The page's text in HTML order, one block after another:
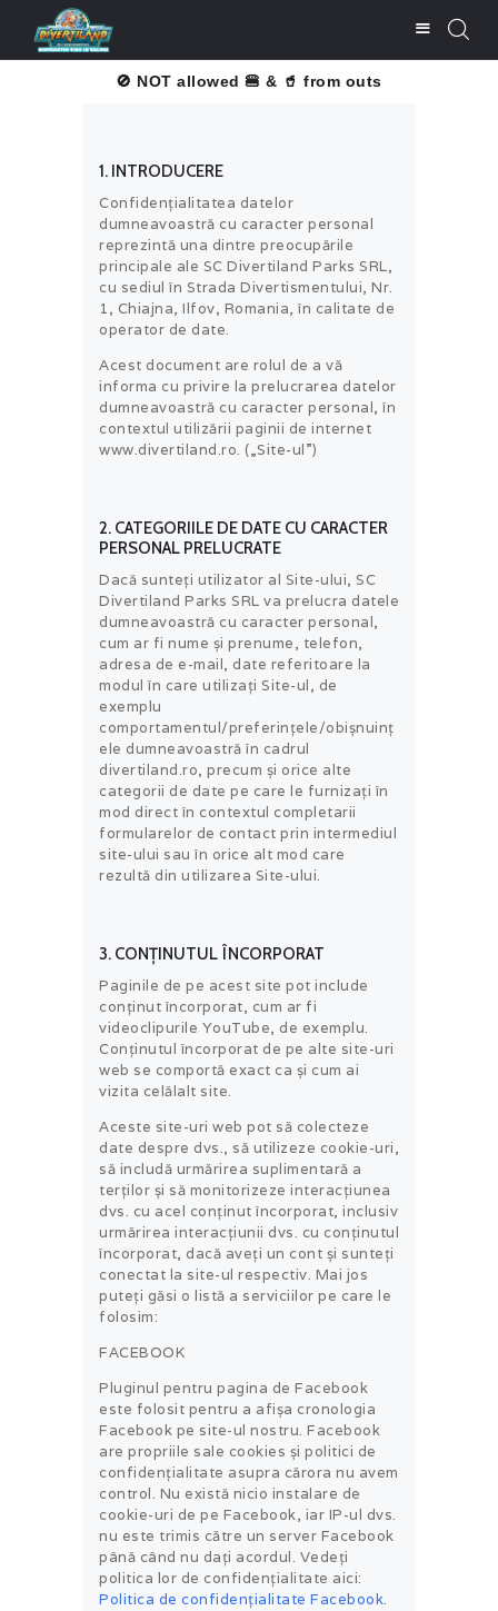
LISTĂ PREŢURI
ATRACŢII
BARURI ŞI
RESTAURANTE
SERVICII
CONTACT
UTILE
🍔 & 🥤 from outside.Thank you for understanding!
1. INTRODUCERE
Confidențialitatea datelor
dumneavoastră cu caracter personal
reprezintă una dintre preocupările
principale ale SC Divertiland Parks SRL,
cu sediul în Strada Divertismentului, Nr.
1, Chiajna, Ilfov, Romania, în calitate de
operator de date.
Acest document are rolul de a vă
informa cu privire la prelucrarea datelor
dumneavoastră cu caracter personal, în
contextul utilizării paginii de internet
www.divertiland.ro. („Site-ul”)
2. CATEGORIILE DE DATE CU CARACTER
PERSONAL PRELUCRATE
Dacă sunteți utilizator al Site-ului, SC
Divertiland Parks SRL va prelucra datele
dumneavoastră cu caracter personal,
cum ar fi nume şi prenume, telefon,
adresa de e-mail, date referitoare la
modul în care utilizați Site-ul, de
exemplu
comportamentul/preferinţele/obişnuinț
ele dumneavoastră în cadrul
divertiland.ro, precum și orice alte
categorii de date pe care le furnizați în
mod direct în contextul completarii
formularelor de contact prin intermediul
site-ului sau în orice alt mod care
rezultă din utilizarea Site-ului.
3. CONȚINUTUL ÎNCORPORAT
Paginile de pe acest site pot include
conținut încorporat, cum ar fi
videoclipurile YouTube, de exemplu.
Conținutul încorporat de pe alte site-uri
web se comportă exact ca și cum ai
vizita celălalt site.
Aceste site-uri web pot să colecteze
date despre dvs., să utilizeze cookie-uri,
să includă urmărirea suplimentară a
terților și să monitorizeze interacțiunea
dvs. cu acel conținut încorporat, inclusiv
urmărirea interacțiunii dvs. cu conținutul
încorporat, dacă aveți un cont și sunteți
conectat la site-ul respectiv. Mai jos
puteți găsi o listă a serviciilor pe care le
folosim:
FACEBOOK
Pluginul pentru pagina de Facebook
este folosit pentru a afișa cronologia
Facebook pe site-ul nostru. Facebook
are propriile sale cookies și politici de
confidențialitate asupra cărora nu avem
control. Nu există nicio instalare de
cookie-uri de pe Facebook, iar IP-ul dvs.
nu este trimis către un server Facebook
până când nu dați acordul. Vedeți
politica lor de confidențialitate aici:
Politica de confidențialitate Facebook.